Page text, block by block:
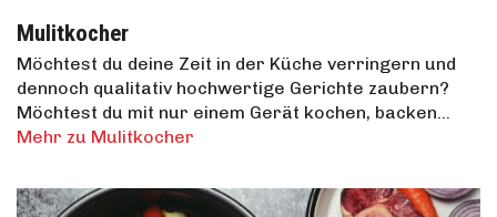
Mulitkocher
Möchtest du deine Zeit in der Küche verringern und
dennoch qualitativ hochwertige Gerichte zaubern?
Möchtest du mit nur einem Gerät kochen, backen…
Mehr zu Mulitkocher